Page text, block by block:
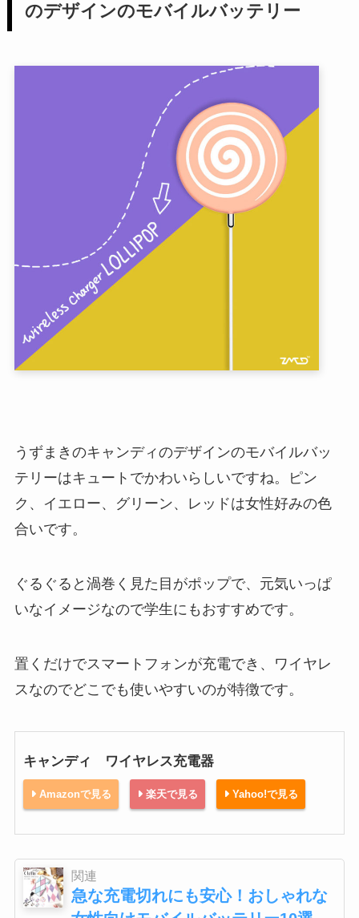
のデザインのモバイルバッテリー
うずまきのキャンディのデザインのモバイルバッ
テリーはキュートでかわいらしいですね。ピン
ク、イエロー、グリーン、レッドは女性好みの色
合いです。
ぐるぐると渦巻く見た目がポップで、元気いっぱ
いなイメージなので学生にもおすすめです。
置くだけでスマートフォンが充電でき、ワイヤレ
スなのでどこでも使いやすいのが特徴です。
キャンディ ワイヤレス充電器
Amazonで見る 楽天で見る Yahoo!で見る
関連
急な充電切れにも安心！おしゃれな